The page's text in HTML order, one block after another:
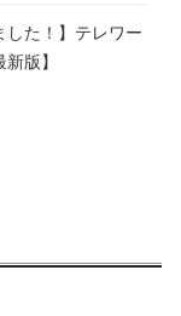
した！】テレワー
版】